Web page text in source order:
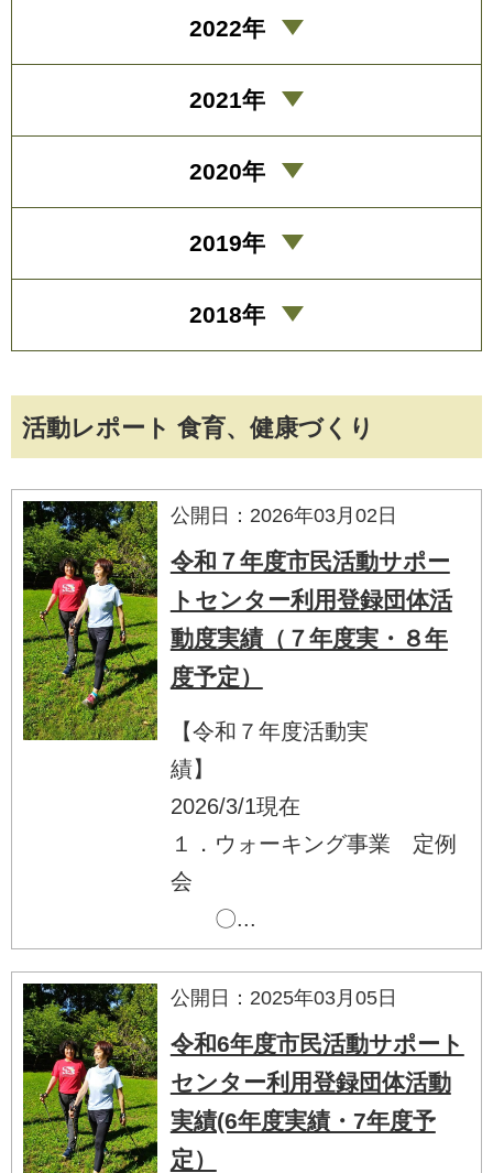
活動レポート 食育、健康づくり
公開日：2026年03月02日
令和７年度市民活動サポー
トセンター利用登録団体活
動度実績（７年度実・８年
度予定）
【令和７年度活動実
績】
2026/3/1現在
１．ウォーキング事業 定例
会
〇...
公開日：2025年03月05日
令和6年度市民活動サポート
センター利用登録団体活動
実績(6年度実績・7年度予
定）
2022年
2021年
2020年
2019年
2018年